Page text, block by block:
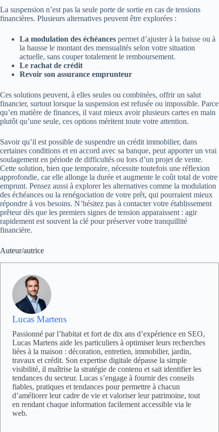
La suspension n’est pas la seule porte de sortie en cas de tensions
financières. Plusieurs alternatives peuvent être explorées :
La modulation des échéances permet d’ajuster à la baisse ou à
la hausse le montant des mensualités selon votre situation
actuelle, sans couper totalement le remboursement.
Le rachat de crédit
Revoir son assurance emprunteur
Ces solutions peuvent, à elles seules ou combinées, offrir un salut
financier, surtout lorsque la suspension est refusée ou impossible. Parce
qu’en matière de finances, il vaut mieux avoir plusieurs cartes en main
plutôt qu’une seule, ces options méritent toute votre attention.
Savoir qu’il est possible de suspendre un crédit immobilier, dans
certaines conditions et en accord avec sa banque, peut apporter un vrai
soulagement en période de difficultés ou lors d’un projet de vente.
Cette solution, bien que temporaire, nécessite toutefois une réflexion
approfondie, car elle allonge la durée et augmente le coût total de votre
emprunt. Pensez aussi à explorer les alternatives comme la modulation
des échéances ou la renégociation de votre prêt, qui pourraient mieux
répondre à vos besoins. N’hésitez pas à contacter votre établissement
prêteur dès que les premiers signes de tension apparaissent : agir
rapidement est souvent la clé pour préserver votre tranquillité
financière.
Auteur/autrice
Lucas Martens
Passionné par l’habitat et fort de dix ans d’expérience en SEO,
Lucas Martens aide les particuliers à optimiser leurs recherches
liées à la maison : décoration, entretien, immobilier, jardin,
travaux et crédit. Son expertise digitale dépasse la simple
visibilité, il maîtrise la stratégie de contenu et sait identifier les
tendances du secteur. Lucas s’engage à fournir des conseils
fiables, pratiques et tendances pour permettre à chacun
d’améliorer leur cadre de vie et valoriser leur patrimoine, tout
en rendant chaque information facilement accessible via le
web.